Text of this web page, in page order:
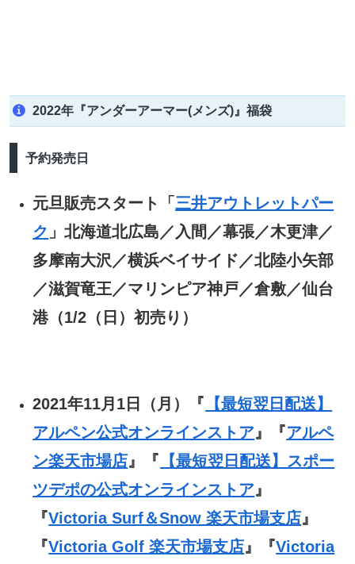
2022年『アンダーアーマー(メンズ)』福袋
予約発売日
元旦販売スタート「三井アウトレットパー
ク 」北海道北広島／入間／幕張／木更津／
多摩南大沢／横浜ベイサイド／北陸小矢部
／滋賀竜王／マリンピア神戸／倉敷／仙台
港（1/2（日）初売り）
2021年11月1日（月）『 【最短翌日配送】
アルペン公式オンラインストア』『アルペ
ン楽天市場店』『 【最短翌日配送】スポー
ツデポの公式オンラインストア』
『Victoria Surf＆Snow 楽天市場支店』
『Victoria Golf 楽天市場支店』『Victoria